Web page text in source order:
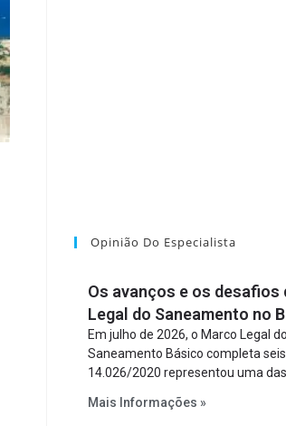
Opinião Do Especialista
Os avanços e os desafios
Legal do Saneamento no
Em julho de 2026, o Marco Legal do
Saneamento Básico completa
14.026/2020 representou uma
estabelecer metas claras para a
Mais Informações »